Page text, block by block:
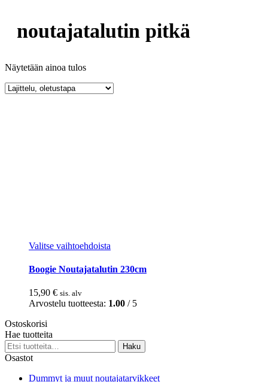
noutajatalutin pitkä
Näytetään ainoa tulos
Valitse vaihtoehdoista
on
Voit
tehdä
sivulla.
Boogie Noutajatalutin 230cm
15,90 € sis. alv
Arvostelu tuotteesta: 1.00 / 5
Ostoskorisi
Hae tuotteita
Etsi:
Haku
Osastot
Dummyt ja muut noutajatarvikkeet